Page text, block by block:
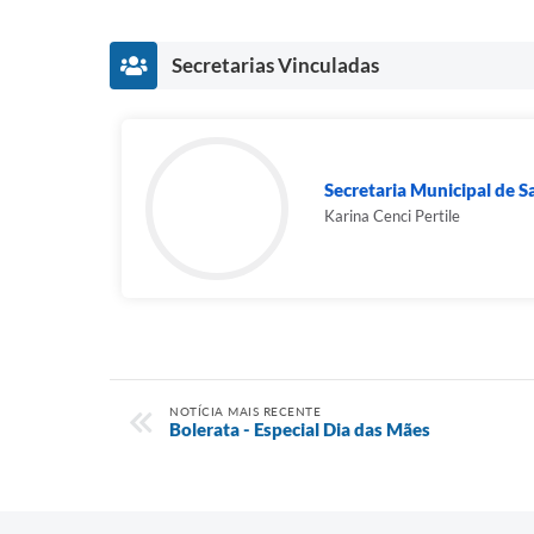
Secretarias Vinculadas
Secretaria Municipal de
Karina Cenci Pertile
NOTÍCIA MAIS RECENTE
Bolerata - Especial Dia das Mães